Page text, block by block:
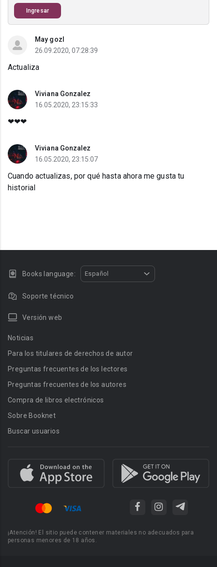
Ingresar
May gozl
26.09.2020, 07:28:39
Actualiza
Viviana Gonzalez
16.05.2020, 23:15:33
❤❤❤
Viviana Gonzalez
16.05.2020, 23:15:07
Cuando actualizas, por qué hasta ahora me gusta tu
historial
Books language: Español
Soporte técnico
Versión web
Noticias
Para los titulares de derechos de autor
Preguntas frecuentes de los lectores
Preguntas frecuentes de los autores
Compra de libros electrónicos
Sobre Booknet
Buscar usuarios
¡Atención! El sitio puede contener materiales no adecuados para
personas menores de 18 años.